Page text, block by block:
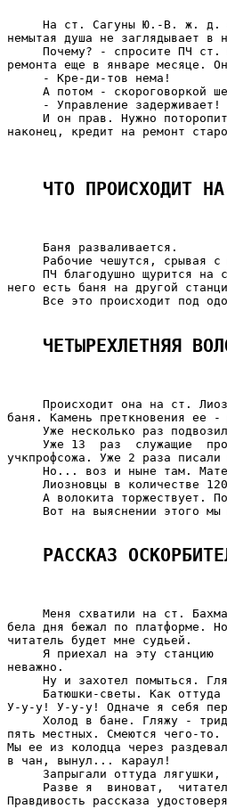
На ст. Сагуны Ю.-В. ж.
немытая душа не заглядывает в
Почему? - спросите ПЧ
ремонта еще в январе месяце.
     - Кре-ди-тов нема!
А потом - скороговоркой
     - Управление задерживает!
И он прав. Нужно
наконец, кредит на ремонт
ЧТО ПРОИСХОДИТ
     Баня разваливается.
Рабочие чешутся, срывая
ПЧ благодушно щурится на
него есть баня на другой
Все это происходит под
ЧЕТЫРЕХЛЕТНЯЯ
Происходит она на ст.
баня. Камень преткновения ее -
Уже несколько раз
Уже 13  раз  служащие
учкпрофсожа. Уже 2 раза
Но... воз и ныне там.
Лиозновцы в количестве
А волокита торжествует.
Вот на выяснении этого мы
РАССКАЗ
Меня схватили на ст.
бела дня бежал по платформе.
читатель будет мне судьей.
Я приехал на эту станцию
неважно.
Ну и захотел помыться.
Батюшки-светы. Как
У-у-у! У-у-у! Одначе я себя
Холод в бане. Гляжу -
пять местных. Смеются чего-
Мы ее из колодца через
в чан, вынул... караул!
Запрыгали оттуда
Разве я  виноват,
Правдивость рассказа